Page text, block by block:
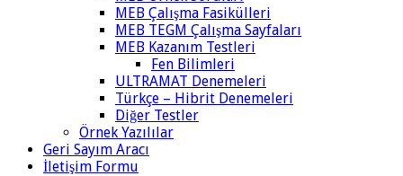
MEB Çalışma Fasikülleri
MEB TEGM Çalışma Sayfaları
MEB Kazanım Testleri
Fen Bilimleri
ULTRAMAT Denemeleri
Türkçe – Hibrit Denemeleri
Diğer Testler
Örnek Yazılılar
Geri Sayım Aracı
İletişim Formu